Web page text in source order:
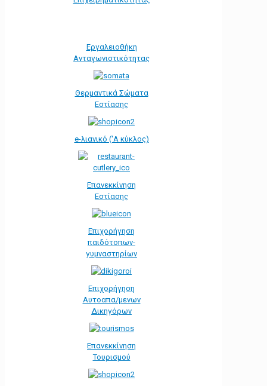
Εργαλειοθήκη
Ανταγωνιστικότητας
Θερμαντικά Σώματα
Εστίασης
e-λιανικό ('Α κύκλος)
Επανεκκίνηση
Εστίασης
Επιχορήγηση
παιδότοπων-
γυμναστηρίων
Επιχορήγηση
Αυτοαπα/μενων
Δικηγόρων
Επανεκκίνηση
Τουρισμού